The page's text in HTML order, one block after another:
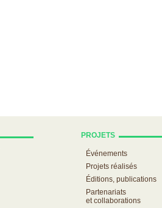
PROJETS
Événements
Projets réalisés
Éditions, publications
Partenariats
et collaborations